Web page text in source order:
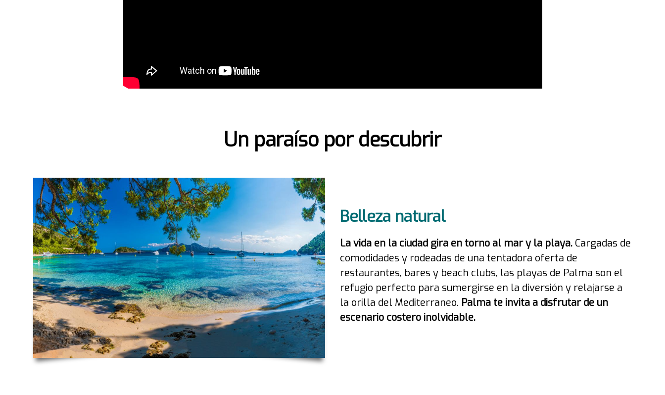
Un paraíso por descubrir
Belleza natural
La vida en la ciudad gira en torno al mar y la playa. Cargadas de
comodidades y rodeadas de una tentadora oferta de
restaurantes, bares y beach clubs, las playas de Palma son el
refugio perfecto para sumergirse en la diversión y relajarse a
la orilla del Mediterraneo. Palma te invita a disfrutar de un
escenario costero inolvidable.